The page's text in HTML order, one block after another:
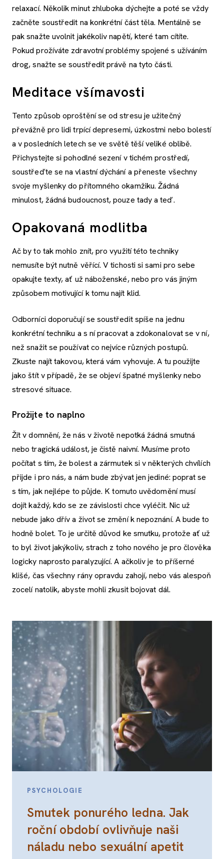
relaxací. Několik minut zhluboka dýchejte a poté se vždy
začněte soustředit na konkrétní část těla. Mentálně se
pak snažte uvolnit jakékoliv napětí, které tam cítíte.
Pokud prožíváte zdravotní problémy spojené s užíváním
drog, snažte se soustředit právě na tyto části.
Meditace všímavosti
Tento způsob oproštění se od stresu je užitečný
převážně pro lidi trpící depresemi, úzkostmi nebo bolestí
a v posledních letech se ve světě těší veliké oblibě.
Přichystejte si pohodlné sezení v tichém prostředí,
soustřeďte se na vlastní dýchání a přeneste všechny
svoje myšlenky do přítomného okamžiku. Žádná
minulost, žádná budoucnost, pouze tady a teď.
Opakovaná modlitba
Ač by to tak mohlo znít, pro využití této techniky
nemusíte být nutně věřící. V tichosti si sami pro sebe
opakujte texty, ať už náboženské, nebo pro vás jiným
způsobem motivující k tomu najít klid.
Odborníci doporučují se soustředit spíše na jednu
konkrétní techniku a s ní pracovat a zdokonalovat se v ní,
než snažit se používat co nejvíce různých postupů.
Zkuste najít takovou, která vám vyhovuje. A tu použijte
jako štít v případě, že se objeví špatné myšlenky nebo
stresové situace.
Prožijte to naplno
Žít v domnění, že nás v životě nepotká žádná smutná
nebo tragická událost, je čistě naivní. Musíme proto
počítat s tím, že bolest a zármutek si v některých chvílích
přijde i pro nás, a nám bude zbývat jen jediné: poprat se
s tím, jak nejlépe to půjde. K tomuto uvědomění musí
dojít každý, kdo se ze závislosti chce vyléčit. Nic už
nebude jako dřív a život se změní k nepoznání. A bude to
hodně bolet. To je určitě důvod ke smutku, protože ať už
to byl život jakýkoliv, strach z toho nového je pro člověka
logicky naprosto paralyzující. A ačkoliv je to příšerné
klišé, čas všechny rány opravdu zahojí, nebo vás alespoň
zocelí natolik, abyste mohli zkusit bojovat dál.
PSYCHOLOGIE
Smutek ponurého ledna. Jak
roční období ovlivňuje naši
náladu nebo sexuální apetit